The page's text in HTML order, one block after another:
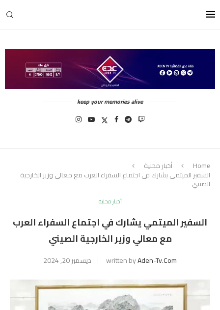
keep your memories alive
Home أخبار محلية
السفير الميتمي يشارك في اجتماع السفراء العرب مع معالي وزير الخارجية
الصيني
أخبار محلية
السفير الميتمي يشارك في اجتماع السفراء العرب
مع معالي وزير الخارجية الصيني
written byAden-Tv.com ديسمبر 20, 2024